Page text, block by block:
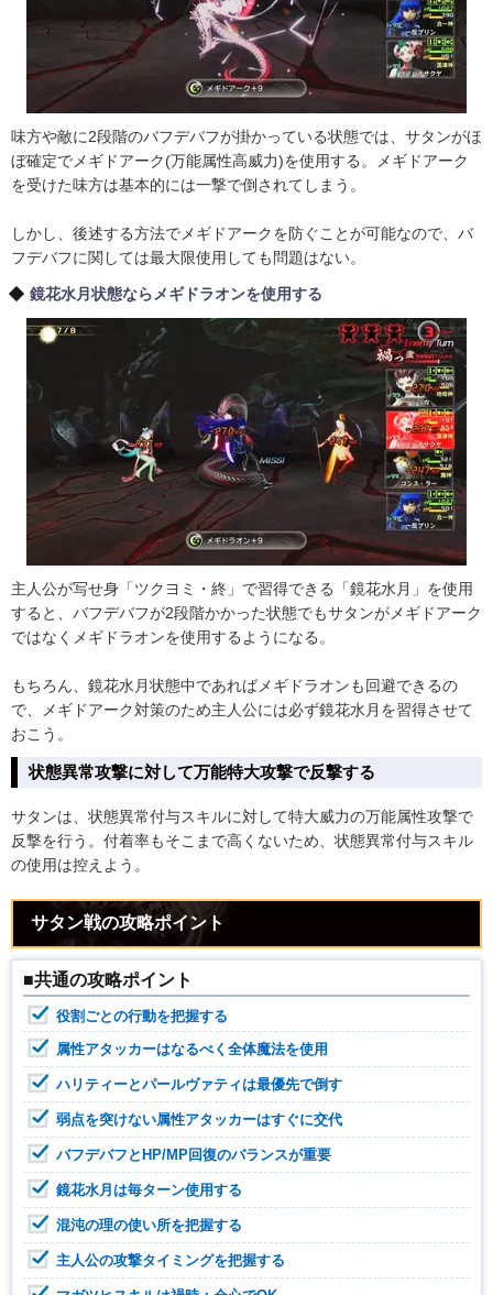
味方や敵に2段階のバフデバフが掛かっている状態では、サタンがほ
ぼ確定でメギドアーク(万能属性高威力)を使用する。メギドアーク
を受けた味方は基本的には一撃で倒されてしまう。
しかし、後述する方法でメギドアークを防ぐことが可能なので、バ
フデバフに関しては最大限使用しても問題はない。
鏡花水月状態ならメギドラオンを使用する
主人公が写せ身「ツクヨミ・終」で習得できる「鏡花水月」を使用
すると、バフデバフが2段階かかった状態でもサタンがメギドアーク
ではなくメギドラオンを使用するようになる。
もちろん、鏡花水月状態中であればメギドラオンも回避できるの
で、メギドアーク対策のため主人公には必ず鏡花水月を習得させて
おこう。
状態異常攻撃に対して万能特大攻撃で反撃する
サタンは、状態異常付与スキルに対して特大威力の万能属性攻撃で
反撃を行う。付着率もそこまで高くないため、状態異常付与スキル
の使用は控えよう。
サタン戦の攻略ポイント
■共通の攻略ポイント
役割ごとの行動を把握する
属性アタッカーはなるべく全体魔法を使用
ハリティーとパールヴァティは最優先で倒す
弱点を突けない属性アタッカーはすぐに交代
バフデバフとHP/MP回復のバランスが重要
鏡花水月は毎ターン使用する
混沌の理の使い所を把握する
主人公の攻撃タイミングを把握する